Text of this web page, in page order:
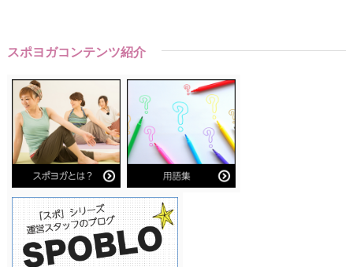
スポヨガコンテンツ紹介